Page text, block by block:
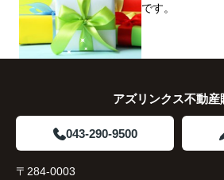
です。
アズリンクス不動産
043-290-9500
〒284-0003